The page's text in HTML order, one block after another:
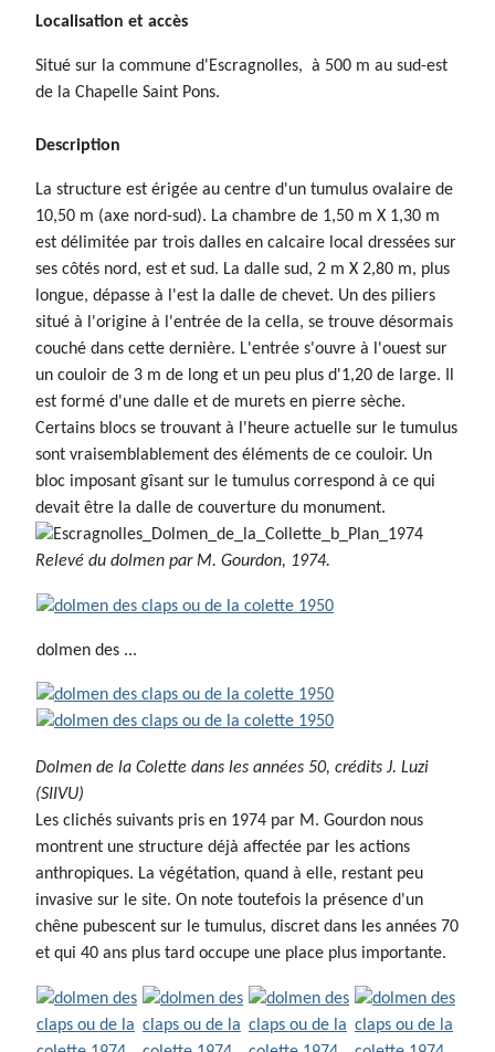
Localisation et accès
Situé sur la commune d'Escragnolles, à 500 m au sud-est
de la Chapelle Saint Pons.
Description
La structure est érigée au centre d'un tumulus ovalaire de
10,50 m (axe nord-sud). La chambre de 1,50 m X 1,30 m
est délimitée par trois dalles en calcaire local dressées sur
ses côtés nord, est et sud. La dalle sud, 2 m X 2,80 m, plus
longue, dépasse à l'est la dalle de chevet. Un des piliers
situé à l'origine à l'entrée de la cella, se trouve désormais
couché dans cette dernière. L'entrée s'ouvre à l'ouest sur
un couloir de 3 m de long et un peu plus d'1,20 de large. Il
est formé d'une dalle et de murets en pierre sèche.
Certains blocs se trouvant à l'heure actuelle sur le tumulus
sont vraisemblablement des éléments de ce couloir. Un
bloc imposant gîsant sur le tumulus correspond à ce qui
devait être la dalle de couverture du monument.
Relevé du dolmen par M. Gourdon, 1974.
dolmen des ...
Dolmen de la Colette dans les années 50, crédits J. Luzi
(SIIVU)
Les clichés suivants pris en 1974 par M. Gourdon nous
montrent une structure déjà affectée par les actions
anthropiques. La végétation, quand à elle, restant peu
invasive sur le site. On note toutefois la présence d'un
chêne pubescent sur le tumulus, discret dans les années 70
et qui 40 ans plus tard occupe une place plus importante.